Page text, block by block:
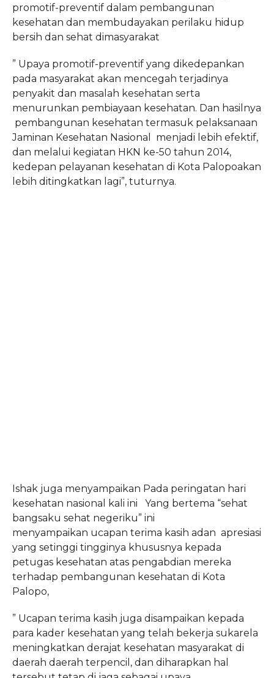
promotif-preventif dalam pembangunan
kesehatan dan membudayakan perilaku hidup
bersih dan sehat dimasyarakat
” Upaya promotif-preventif yang dikedepankan
pada masyarakat akan mencegah terjadinya
penyakit dan masalah kesehatan serta
menurunkan pembiayaan kesehatan. Dan hasilnya
pembangunan kesehatan termasuk pelaksanaan
Jaminan Kesehatan Nasional menjadi lebih efektif,
dan melalui kegiatan HKN ke-50 tahun 2014,
kedepan pelayanan kesehatan di Kota Palopoakan
lebih ditingkatkan lagi”, tuturnya.
Ishak juga menyampaikan Pada peringatan hari
kesehatan nasional kali ini Yang bertema “sehat
bangsaku sehat negeriku” ini
menyampaikan ucapan terima kasih adan apresiasi
yang setinggi tingginya khususnya kepada
petugas kesehatan atas pengabdian mereka
terhadap pembangunan kesehatan di Kota
Palopo,
” Ucapan terima kasih juga disampaikan kepada
para kader kesehatan yang telah bekerja sukarela
meningkatkan derajat kesehatan masyarakat di
daerah daerah terpencil, dan diharapkan hal